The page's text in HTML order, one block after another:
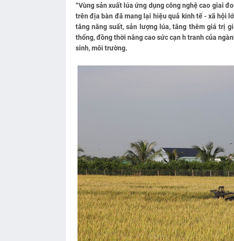
“Vùng sản xuất lúa ứng dụng công nghệ cao giai
trên địa bàn đã mang lại hiệu quả kinh tế - xã hội
tăng năng suất, sản lượng lúa, tăng thêm giá trị
thống, đồng thời nâng cao sức cạn h tranh của
sinh, môi trường.